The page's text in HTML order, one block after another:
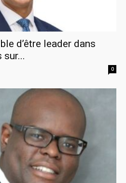
d’être leader dans
0